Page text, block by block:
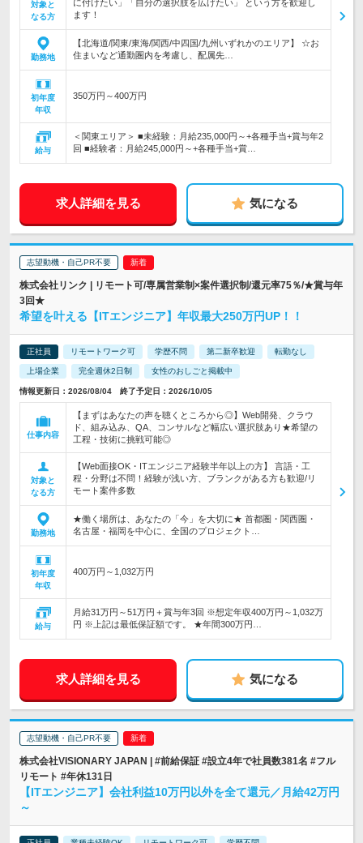
対象と
なる方
に付けたい」「自分の選択肢を広げたい」 という方を歓迎し
ます！
勤務地
【北海道/関東/東海/関西/中四国/九州いずれかのエリア】 ☆お
住まいなど通勤圏内を考慮し、配属先…
初年度
年収
350万円～400万円
給与
＜関東エリア＞ ■未経験：月給235,000円～+各種手当+賞与年2
回 ■経験者：月給245,000円～+各種手当+賞…
求人詳細を見る 気になる
志望動機・自己PR不要
株式会社リンク | リモート可/専属営業制×案件選択制/還元率75％/★賞与年
3回★
希望を叶える【ITエンジニア】年収最大250万円UP！！
正社員 リモートワーク可 学歴不問 第二新卒歓迎 転勤なし
上場企業 完全週休2日制 女性のおしごと掲載中
情報更新日：2026/08/04 終了予定日：2026/10/05
仕事内容
【まずはあなたの声を聴くところから◎】Web開発、クラウ
ド、組み込み、QA、コンサルなど幅広い選択肢あり★希望の
工程・技術に挑戦可能◎
対象と
なる方
【Web面接OK・ITエンジニア経験半年以上の方】 言語・工
程・分野は不問！経験が浅い方、ブランクがある方も歓迎/リ
モート案件多数
勤務地
★働く場所は、あなたの「今」を大切に★ 首都圏・関西圏・
名古屋・福岡を中心に、全国のプロジェクト…
初年度
年収
400万円～1,032万円
給与
月給31万円～51万円＋賞与年3回 ※想定年収400万円～1,032万
円 ※上記は最低保証額です。 ★年間300万円…
求人詳細を見る 気になる
志望動機・自己PR不要
株式会社VISIONARY JAPAN | #前給保証 #設立4年で社員数381名 #フル
リモート #年休131日
【ITエンジニア】会社利益10万円以外を全て還元／月給42万円
～